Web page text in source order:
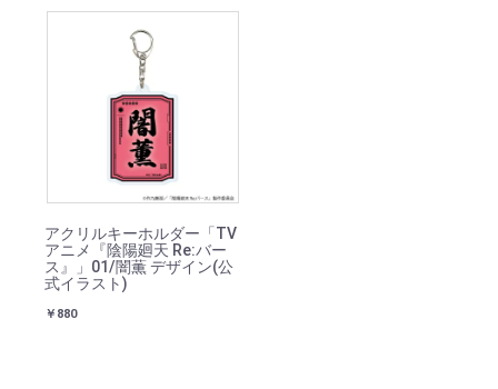
アクリルキーホルダー「TV
アニメ『陰陽廻天 Re:バー
ス』」01/闇薫 デザイン(公
式イラスト)
￥880